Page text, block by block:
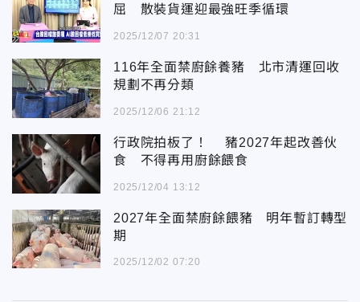
屈 散裝貨運迎最強旺季循環
2025/12/07 20:31
116年全面禁廚餘養豬 北市清運回收
規劃不再分類
2025/12/06 21:12
行政院拍板了！ 豬2027年起改善伙
食 不得再用廚餘餵食
2025/12/04 13:12
2027年全面禁廚餘餵豬 明年暫訂轉型
期
2025/12/02 07:20